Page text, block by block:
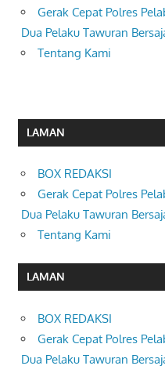
Gerak Cepat Polres
Dua Pelaku Tawuran
Tentang Kami
LAMAN
BOX REDAKSI
Gerak Cepat Polres
Dua Pelaku Tawuran
Tentang Kami
LAMAN
BOX REDAKSI
Gerak Cepat Polres
Dua Pelaku Tawuran